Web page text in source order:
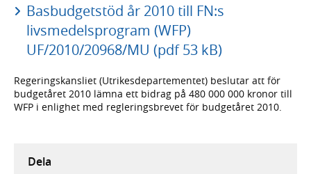
Basbudgetstöd år 2010 till FN:s
livsmedelsprogram (WFP)
UF/2010/20968/MU (pdf 53 kB)
Regeringskansliet (Utrikesdepartementet) beslutar att för
budgetåret 2010 lämna ett bidrag på 480 000 000 kronor till
WFP i enlighet med regleringsbrevet för budgetåret 2010.
Dela